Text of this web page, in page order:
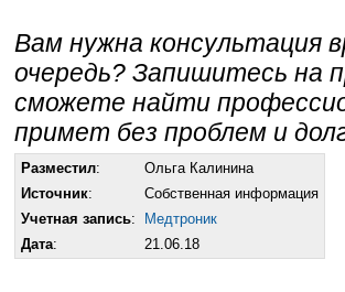
Вам нужна консультация
очередь? Запишитесь на
сможете найти
примет без проблем и
Разместил:
Ольга Калинина
Источник:
Собственная информация
Учетная запись:
Медтроник
Дата: 21.06.18